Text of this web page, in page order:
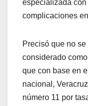
especializada
complicaciones
Precisó que no
considerado
que con base en
nacional,
número 11 por